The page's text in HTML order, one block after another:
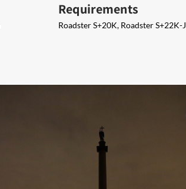
Requirements
Roadster S+20K, Roadster S+22K-J